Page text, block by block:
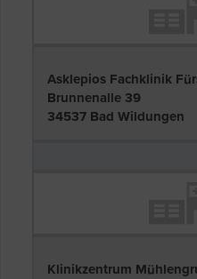
Asklepios Fachklinik
Brunnenalle 39
34537 Bad Wildungen
Klinikzentrum